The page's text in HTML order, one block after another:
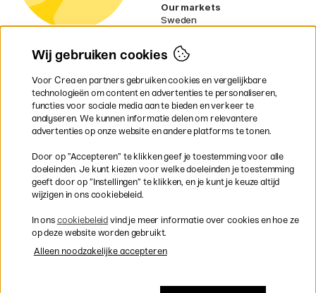
Our markets
Sweden
Denmark
Finland
Ireland
Germany
UK
EU
gelden voor volumineuze producten.
Snel en veilig met creditcard of iDEAL
Wij gebruiken cookies
Voor Crea en partners gebruiken cookies en vergelijkbare
technologieën om content en advertenties te personaliseren,
functies voor sociale media aan te bieden en verkeer te
analyseren. We kunnen informatie delen om relevantere
advertenties op onze website en andere platforms te tonen.
Door op ”Accepteren” te klikken geef je toestemming voor alle
doeleinden. Je kunt kiezen voor welke doeleinden je toestemming
geeft door op ”Instellingen” te klikken, en je kunt je keuze altijd
wijzigen in ons cookiebeleid.
In ons cookiebeleid vind je meer informatie over cookies en hoe ze
op deze website worden gebruikt.
Alleen noodzakelijke accepteren